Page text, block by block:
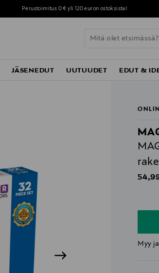
Perustoimitus 0 € yli 120 euron ostoksista!
JÄSENEDUT UUTUUDET EDUT &
Myy